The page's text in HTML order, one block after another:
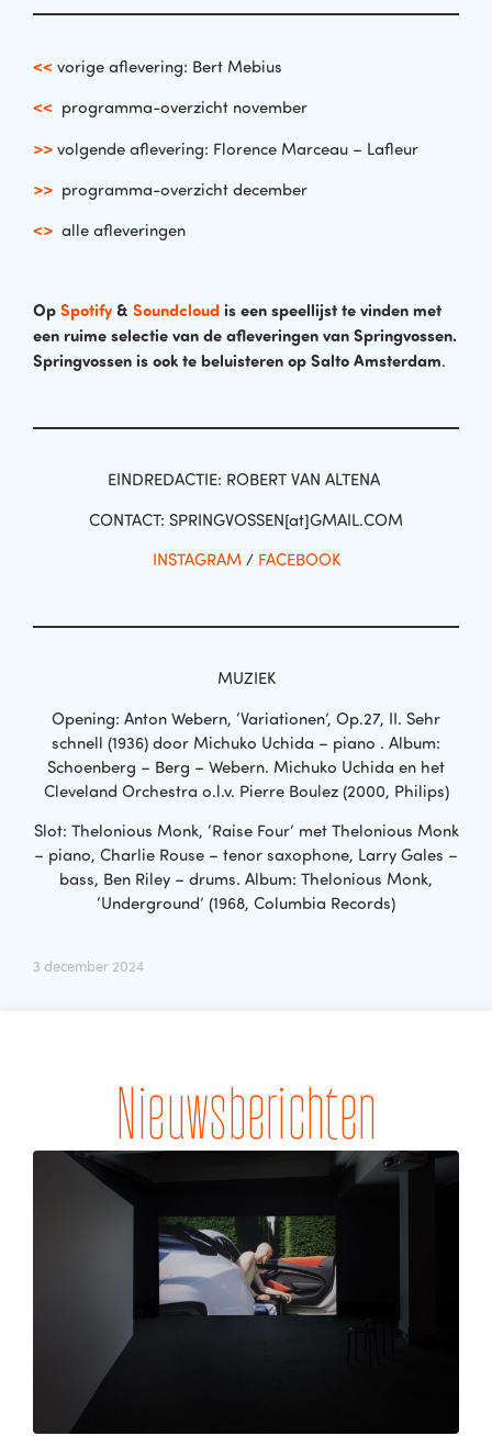
<< vorige aflevering: Bert Mebius
<< programma-overzicht november
>> volgende aflevering: Florence Marceau – Lafleur
>> programma-overzicht december
<> alle afleveringen
Op Spotify & Soundcloud is een speellijst te vinden met
een ruime selectie van de afleveringen van Springvossen.
Springvossen is ook te beluisteren op Salto Amsterdam.
EINDREDACTIE: ROBERT VAN ALTENA
CONTACT: SPRINGVOSSEN[at]GMAIL.COM
INSTAGRAM / FACEBOOK
MUZIEK
Opening: Anton Webern, ‘Variationen’, Op.27, II. Sehr
schnell (1936) door Michuko Uchida – piano . Album:
Schoenberg – Berg – Webern. Michuko Uchida en het
Cleveland Orchestra o.l.v. Pierre Boulez (2000, Philips)
Slot: Thelonious Monk, ‘Raise Four’ met Thelonious Monk
– piano, Charlie Rouse – tenor saxophone, Larry Gales –
bass, Ben Riley – drums. Album: Thelonious Monk,
‘Underground’ (1968, Columbia Records)
3 december 2024
Nieuwsberichten